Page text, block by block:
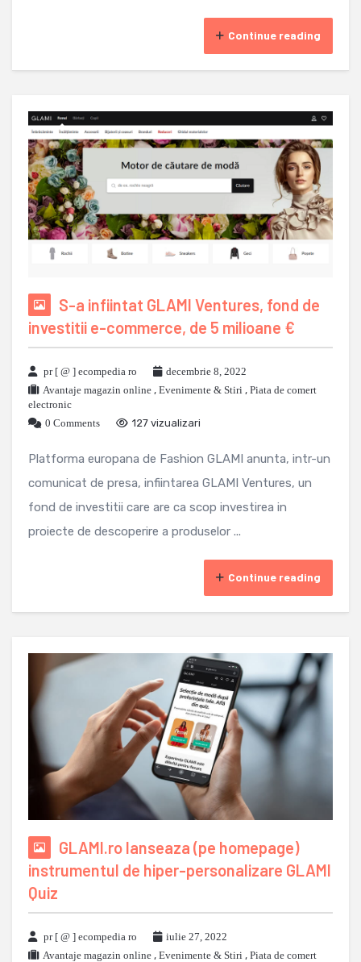
Continue reading
S-a infiintat GLAMI Ventures, fond de
investitii e-commerce, de 5 milioane €
pr [ @ ] ecompedia ro
decembrie 8, 2022
Avantaje magazin online , Evenimente & Stiri , Piata de comert
electronic
0 Comments
127 vizualizari
Platforma europana de Fashion GLAMI anunta, intr-un
comunicat de presa, infiintarea GLAMI Ventures, un
fond de investitii care are ca scop investirea in
proiecte de descoperire a produselor ...
Continue reading
GLAMI.ro lanseaza (pe homepage)
instrumentul de hiper-personalizare GLAMI
Quiz
pr [ @ ] ecompedia ro
iulie 27, 2022
Avantaje magazin online , Evenimente & Stiri , Piata de comert